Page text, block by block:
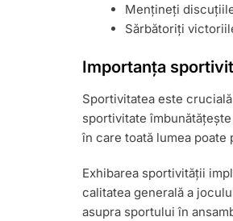
Mențineți
Sărbătoriți
Importanța
Sportivitatea este
sportivitate
în care toată lumea poate
Exhibarea sportivității
calitatea generală a
asupra sportului în